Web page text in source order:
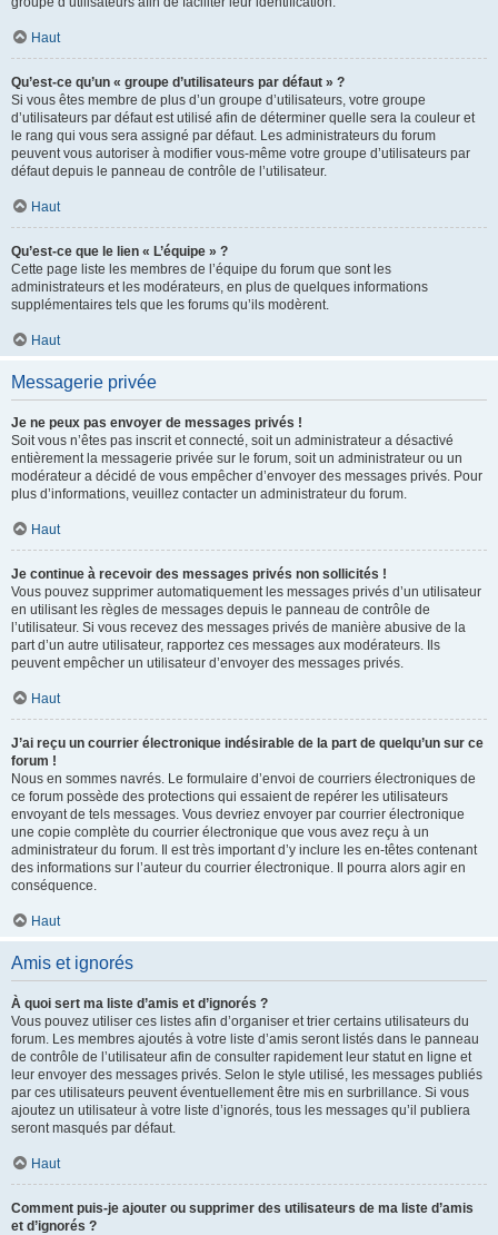
Haut
Qu’est-ce qu’un « groupe d’utilisateurs par défaut » ?
Si vous êtes membre de plus d’un groupe d’utilisateurs, votre groupe
d’utilisateurs par défaut est utilisé afin de déterminer quelle sera la couleur et
le rang qui vous sera assigné par défaut. Les administrateurs du forum
peuvent vous autoriser à modifier vous-même votre groupe d’utilisateurs par
défaut depuis le panneau de contrôle de l’utilisateur.
Haut
Qu’est-ce que le lien « L’équipe » ?
Cette page liste les membres de l’équipe du forum que sont les
administrateurs et les modérateurs, en plus de quelques informations
supplémentaires tels que les forums qu’ils modèrent.
Haut
Messagerie privée
Je ne peux pas envoyer de messages privés !
Soit vous n’êtes pas inscrit et connecté, soit un administrateur a désactivé
entièrement la messagerie privée sur le forum, soit un administrateur ou un
modérateur a décidé de vous empêcher d’envoyer des messages privés. Pour
plus d’informations, veuillez contacter un administrateur du forum.
Haut
Je continue à recevoir des messages privés non sollicités !
Vous pouvez supprimer automatiquement les messages privés d’un utilisateur
en utilisant les règles de messages depuis le panneau de contrôle de
l’utilisateur. Si vous recevez des messages privés de manière abusive de la
part d’un autre utilisateur, rapportez ces messages aux modérateurs. Ils
peuvent empêcher un utilisateur d’envoyer des messages privés.
Haut
J’ai reçu un courrier électronique indésirable de la part de quelqu’un sur ce
forum !
Nous en sommes navrés. Le formulaire d’envoi de courriers électroniques de
ce forum possède des protections qui essaient de repérer les utilisateurs
envoyant de tels messages. Vous devriez envoyer par courrier électronique
une copie complète du courrier électronique que vous avez reçu à un
administrateur du forum. Il est très important d’y inclure les en-têtes contenant
des informations sur l’auteur du courrier électronique. Il pourra alors agir en
conséquence.
Haut
Amis et ignorés
À quoi sert ma liste d’amis et d’ignorés ?
Vous pouvez utiliser ces listes afin d’organiser et trier certains utilisateurs du
forum. Les membres ajoutés à votre liste d’amis seront listés dans le panneau
de contrôle de l’utilisateur afin de consulter rapidement leur statut en ligne et
leur envoyer des messages privés. Selon le style utilisé, les messages publiés
par ces utilisateurs peuvent éventuellement être mis en surbrillance. Si vous
ajoutez un utilisateur à votre liste d’ignorés, tous les messages qu’il publiera
seront masqués par défaut.
Haut
Comment puis-je ajouter ou supprimer des utilisateurs de ma liste d’amis
et d’ignorés ?